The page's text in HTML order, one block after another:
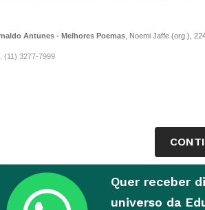
Antunes - Melhores Poemas , Noemi Jaffe (org.),
(11) 3277-7999
Quer receber
universo da